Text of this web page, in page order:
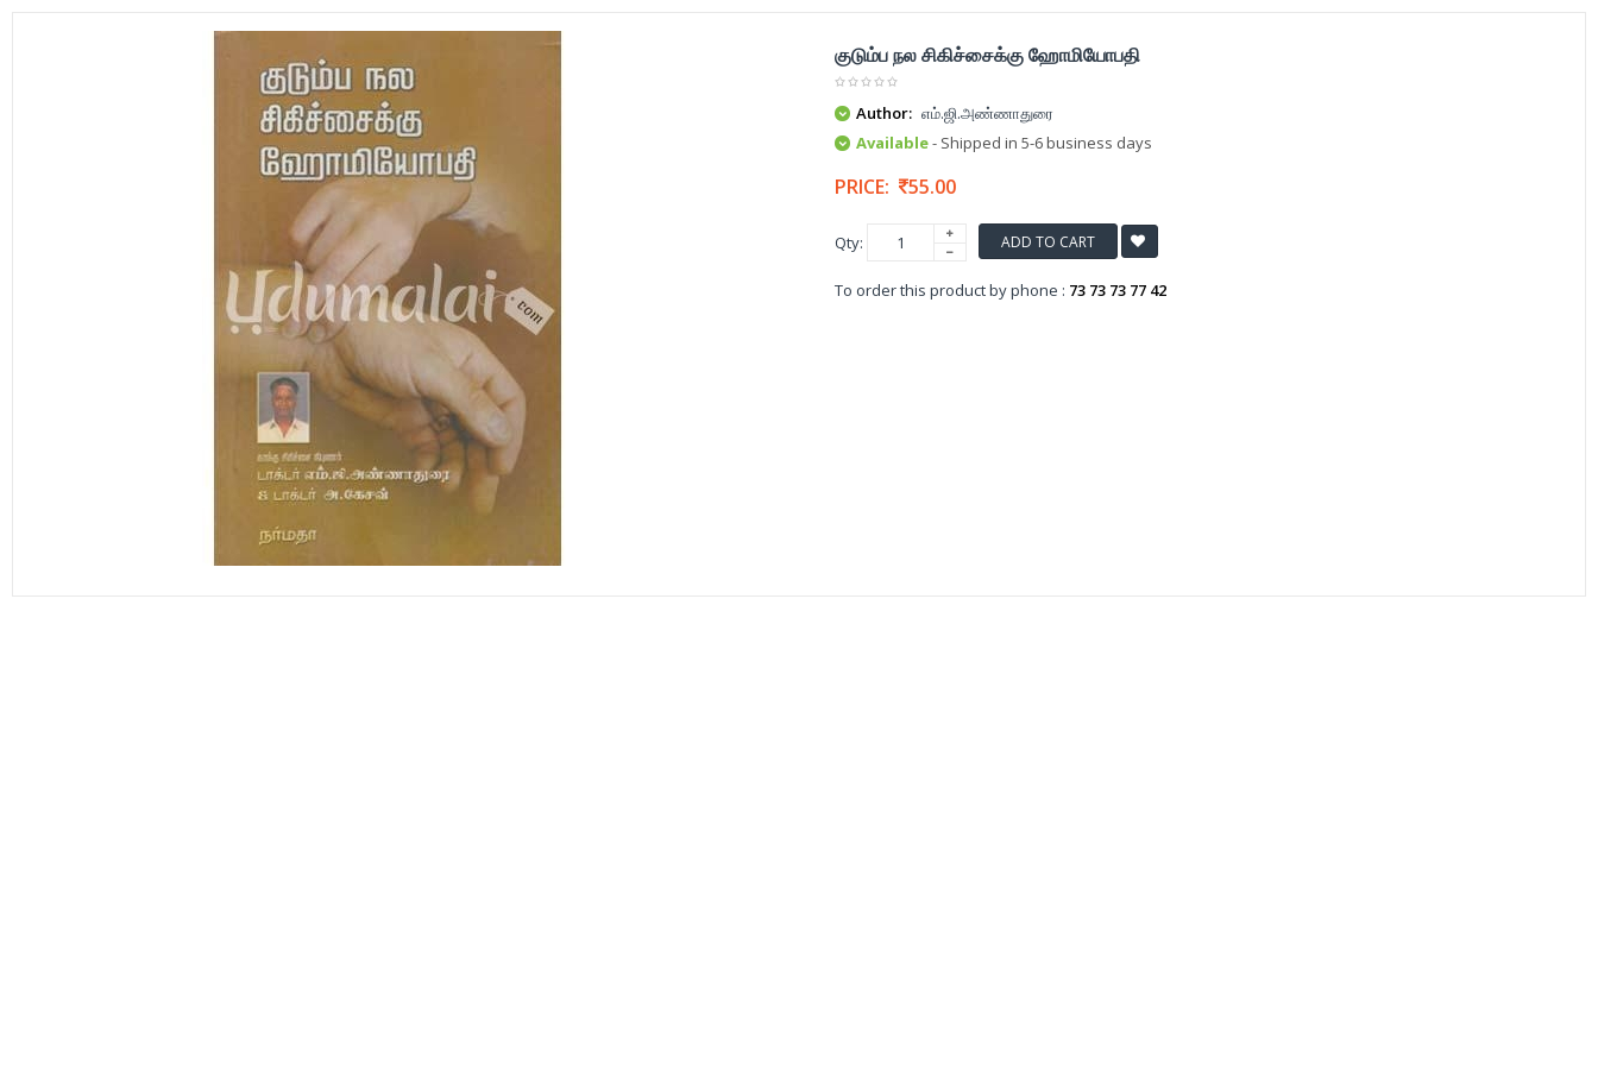
குடும்ப நல சிகிச்சைக்கு ஹோமியோபதி
Author: எம்.ஜி.அண்ணாதுரை
Available- Shipped in 5-6 business days
PRICE: 55.00
Qty: ADD TO CART
To order this product by phone : 73 73 73 77 42